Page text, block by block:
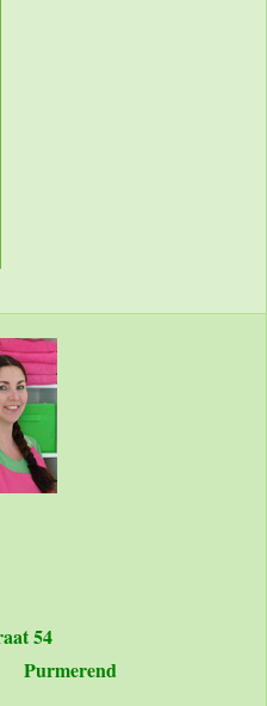
54